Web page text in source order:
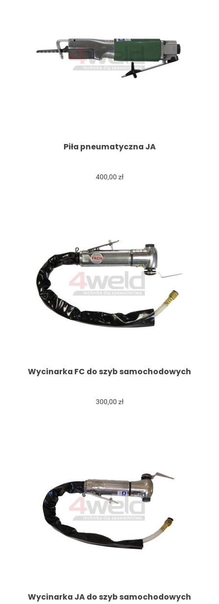
Piła pneumatyczna JA
400,00 zł
Wycinarka FC do szyb samochodowych
300,00 zł
Wycinarka JA do szyb samochodowych